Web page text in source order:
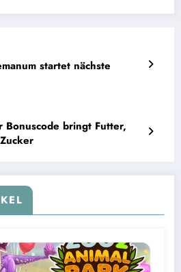
startet nächste
Bonuscode bringt Futter,